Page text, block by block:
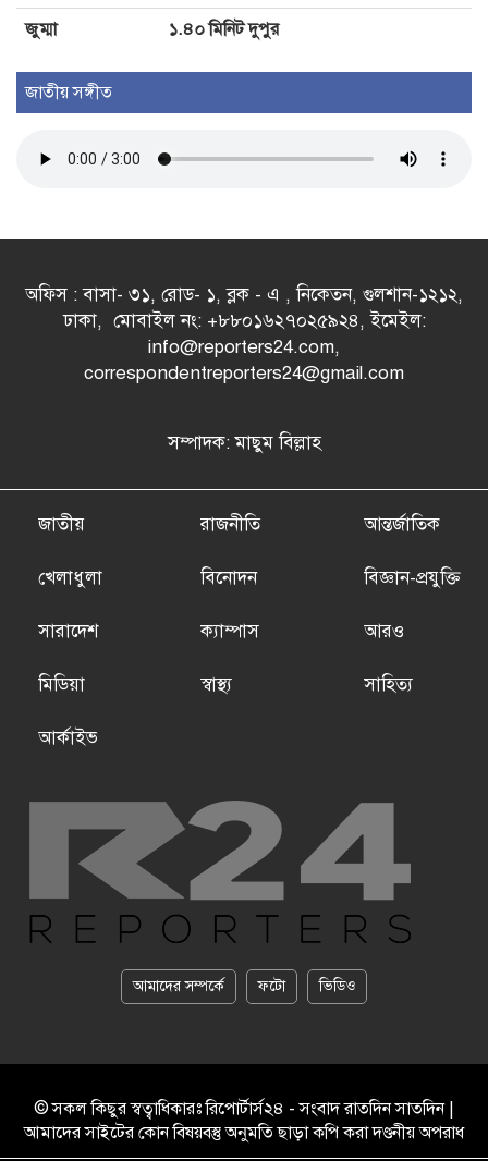
জুম্মা
১.৪০ মিনিট দুপুর
জাতীয় সঙ্গীত
অফিস : বাসা- ৩১, রোড- ১, ব্লক - এ , নিকেতন, গুলশান-১২১২,
ঢাকা, মোবাইল নং: +৮৮০১৬২৭০২৫৯২৪, ইমেইল:
info@reporters24.com,
correspondentreporters24@gmail.com
সম্পাদক: মাছুম বিল্লাহ
জাতীয় রাজনীতি আন্তর্জাতিক
খেলাধুলা বিনোদন বিজ্ঞান-প্রযুক্তি
সারাদেশ ক্যাম্পাস আরও
মিডিয়া স্বাস্থ্য সাহিত্য
আর্কাইভ
আমাদের সম্পর্কে ফটো ভিডিও
© সকল কিছুর স্বত্বাধিকারঃ রিপোর্টার্স২৪ - সংবাদ রাতদিন সাতদিন |
আমাদের সাইটের কোন বিষয়বস্তু অনুমতি ছাড়া কপি করা দণ্ডনীয় অপরাধ